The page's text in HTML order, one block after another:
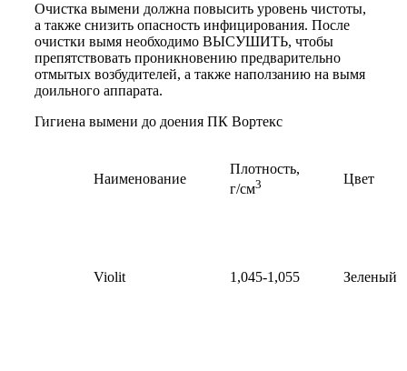
Очистка вымени должна повысить уровень чистоты,
а также снизить опасность инфицирования. После
очистки вымя необходимо ВЫСУШИТЬ, чтобы
препятствовать проникновению предварительно
отмытых возбудителей, а также наползанию на вымя
доильного аппарата.
Гигиена вымени до доения ПК Вортекс
Наименование
Плотность,
г/см3 Цвет
Violit 1,045-1,055 Зеленый